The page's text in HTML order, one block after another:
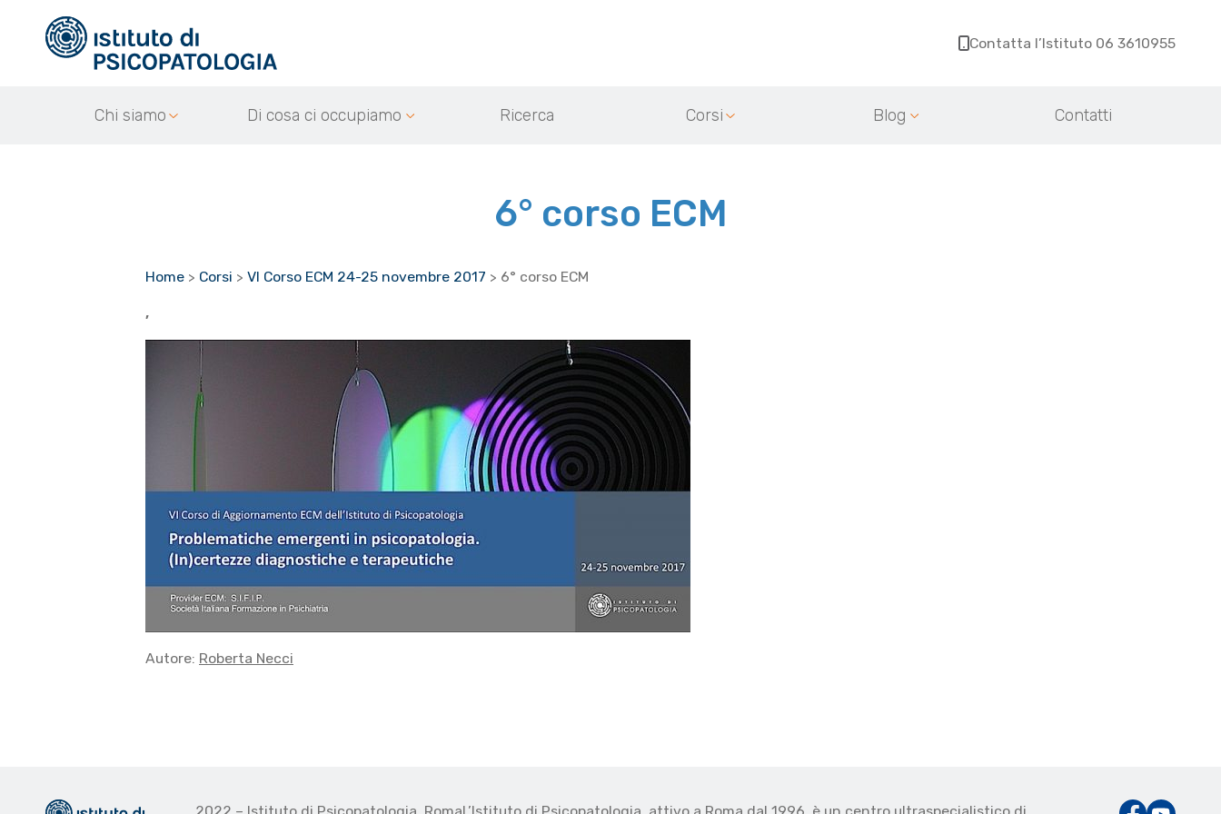
Contatta l’Istituto 06 3610955
Chi siamo Di cosa ci occupiamo Ricerca Corsi Blog Contatti
6° corso ECM
Home > Corsi > VI Corso ECM 24-25 novembre 2017 > 6° corso ECM
,
Autore: Roberta Necci